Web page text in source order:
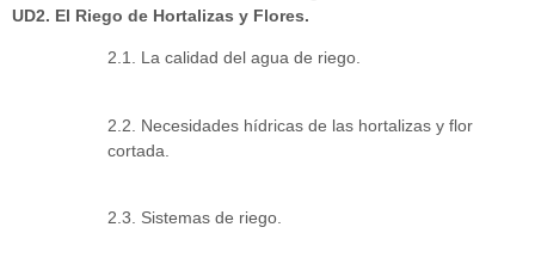
UD2. El Riego de Hortalizas y Flores.
2.1. La calidad del agua de riego.
2.2. Necesidades hídricas de las hortalizas y flor
cortada.
2.3. Sistemas de riego.